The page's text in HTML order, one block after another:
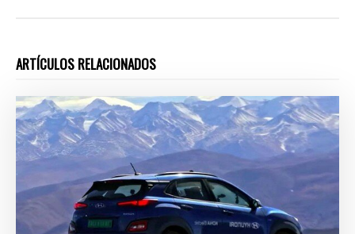
ARTÍCULOS RELACIONADOS